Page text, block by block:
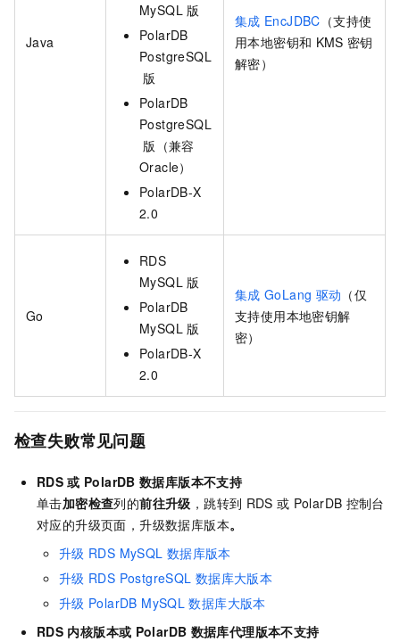
Java
MySQL 版
PolarDB
PostgreSQL
版
PolarDB
PostgreSQL
版（兼容
Oracle）
PolarDB-X
2.0
集成 EncJDBC （支持使
用本地密钥和 KMS 密钥
解密）
Go
RDS
MySQL 版
PolarDB
MySQL 版
PolarDB-X
2.0
集成 GoLang 驱动 （仅
支持使用本地密钥解
密）
检查失败常见问题
RDS 或 PolarDB 数据库版本不支持
单击加密检查列的前往升级 ，跳转到 RDS 或 PolarDB 控制台
对应的升级页面，升级数据库版本。
升级 RDS MySQL 数据库版本
升级 RDS PostgreSQL 数据库大版本
升级 PolarDB MySQL 数据库大版本
RDS 内核版本或 PolarDB 数据库代理版本不支持